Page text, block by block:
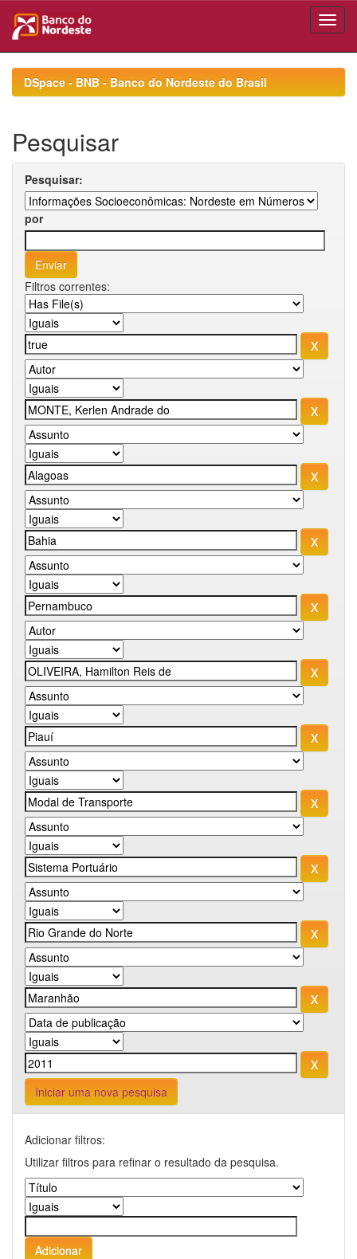
navigationDSpace - BNB - Banco do Nordeste do Brasil
Pesquisar
Pesquisar:
por
Filtros correntes:
Iniciar uma nova pesquisa
Adicionar filtros:
Utilizar filtros para refinar o resultado da pesquisa.